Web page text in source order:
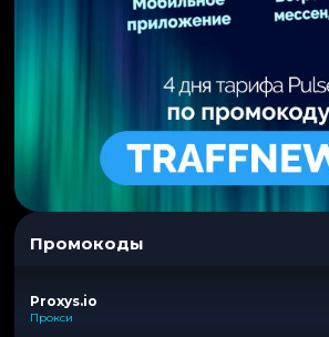
Промокоды
Proxys.io
Прокси